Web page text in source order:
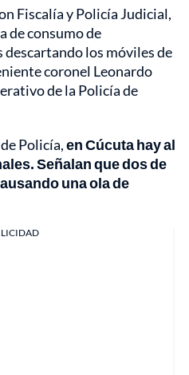
Fiscalía y Policía Judicial,
de consumo de
los móviles de
coronel Leonardo
de la Policía de
Policía,en Cúcuta hay al
Señalan que dos de
una ola de